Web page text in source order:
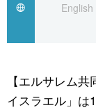
国際
文化
アーカイブ
Japan Data
動画/Live
スポーツ・東京
English
【エルサレム
イスラエル」は